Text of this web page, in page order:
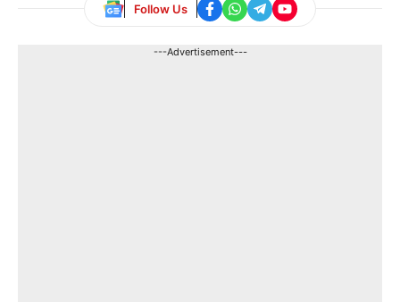
Follow Us
---Advertisement---